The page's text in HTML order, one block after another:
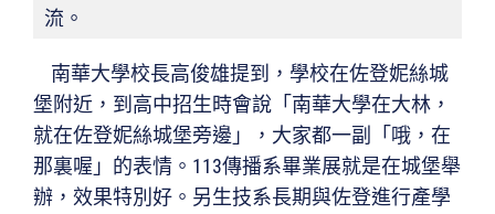
流。
南華大學校長高俊雄提到，學校在佐登妮絲城
堡附近，到高中招生時會說「南華大學在大林，
就在佐登妮絲城堡旁邊」，大家都一副「哦，在
那裏喔」的表情。113傳播系畢業展就是在城堡舉
辦，效果特別好。另生技系長期與佐登進行產學